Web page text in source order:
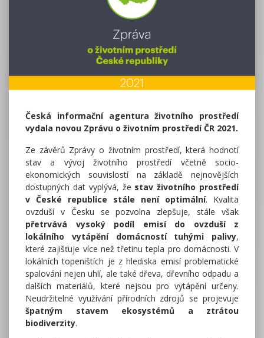
Česká informační agentura životního prostředí
vydala novou Zprávu o životním prostředí ČR 2021.
Ze závěrů Zprávy o životním prostředí, která hodnotí
stav a vývoj životního prostředí včetně socio-
ekonomických souvislostí na základě nejnovějších
dostupných dat vyplývá, že stav životního prostředí
v České republice stále není optimální. Kvalita
ovzduší v Česku se pozvolna zlepšuje, stále však
přetrvává vysoký podíl emisí do ovzduší z
lokálního vytápění domácností tuhými palivy,
které zajišťuje více než třetinu tepla pro domácnosti. V
lokálních topeništích je z hlediska emisí problematické
spalování nejen uhlí, ale také dřeva, dřevního odpadu a
dalších materiálů, které nejsou pro vytápění určeny.
Neudržitelné využívání přírodních zdrojů se projevuje
špatným stavem ekosystémů a ztrátou
biodiverzity.